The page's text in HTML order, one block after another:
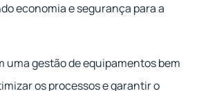
economia e segurança para a
uma gestão de equipamentos bem
os processos e garantir o